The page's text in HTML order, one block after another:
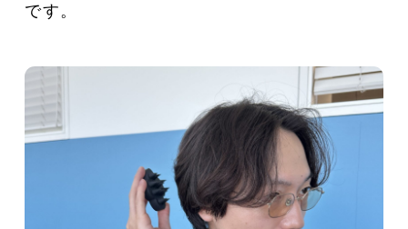
です。